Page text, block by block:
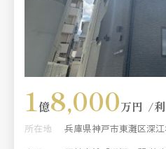
1 億8,000万円
所在地
兵庫県神戸市東灘区深